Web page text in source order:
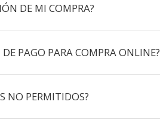
DE MI COMPRA?
PAGO PARA COMPRA ONLINE?
NO PERMITIDOS?